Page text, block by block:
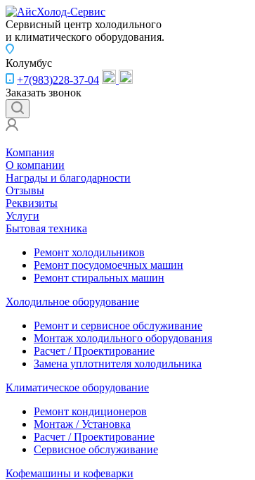
Сервисный центр холодильного
и климатического оборудования.
Колумбус
+7(983)228-37-04
Заказать звонок
Компания
О компании
Награды и благодарности
Отзывы
Реквизиты
Услуги
Бытовая техника
Ремонт холодильников
Ремонт посудомоечных машин
Ремонт стиральных машин
Холодильное оборудование
Ремонт и сервисное обслуживание
Монтаж холодильного оборудования
Расчет / Проектирование
Замена уплотнителя холодильника
Климатическое оборудование
Ремонт кондиционеров
Монтаж / Установка
Расчет / Проектирование
Сервисное обслуживание
Кофемашины и кофеварки